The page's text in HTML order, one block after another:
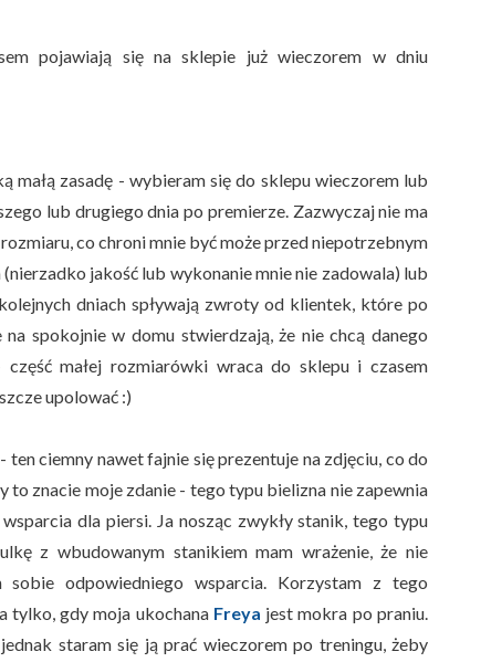
pojawiają się na sklepie już wieczorem w dniu
małą zasadę - wybieram się do sklepu wieczorem lub
lub drugiego dnia po premierze. Zazwyczaj nie ma
co chroni mnie być może przed niepotrzebnym
jakość lub wykonanie mnie nie zadowala) lub
dniach spływają zwroty od klientek, które po
na spokojnie w domu stwierdzają, że nie chcą danego
małej rozmiarówki wraca do sklepu i czasem
upolować :)
ten ciemny nawet fajnie się prezentuje na zdjęciu, co do
to znacie moje zdanie - tego typu bielizna nie zapewnia
dla piersi. Ja nosząc zwykły stanik, tego typu
z wbudowanym stanikiem mam wrażenie, że nie
sobie odpowiedniego wsparcia. Korzystam z tego
tylko, gdy moja ukochana Freya jest mokra po praniu.
staram się ją prać wieczorem po treningu, żeby